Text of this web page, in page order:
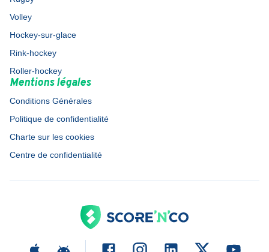
Volley
Hockey-sur-glace
Rink-hockey
Roller-hockey
Mentions légales
Conditions Générales
Politique de confidentialité
Charte sur les cookies
Centre de confidentialité